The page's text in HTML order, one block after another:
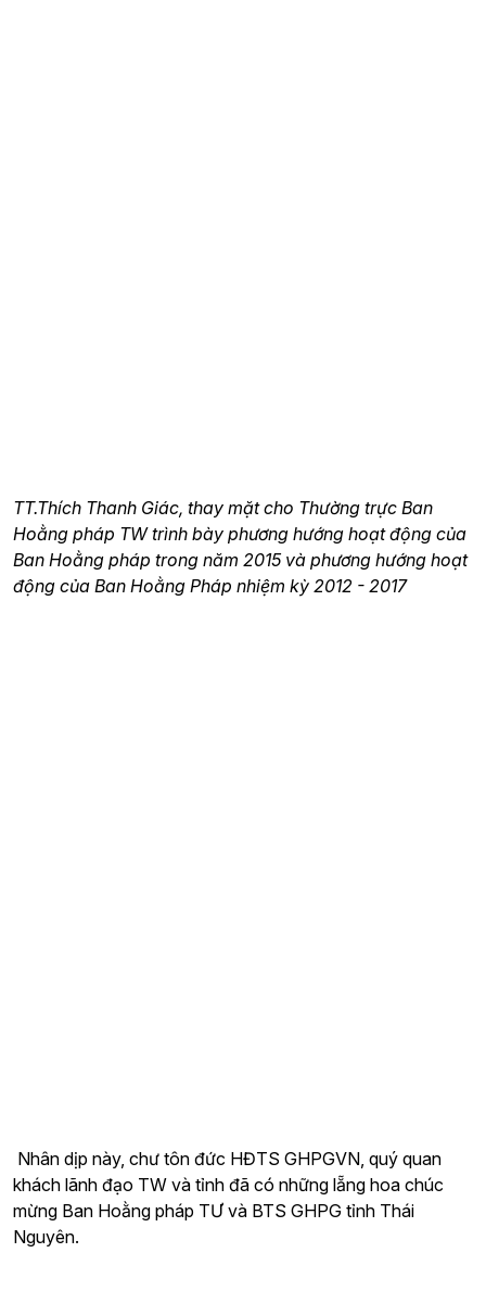
TT.Thích Thanh Giác, thay mặt cho Thường trực Ban
Hoằng pháp TW trình bày phương hướng hoạt động của
Ban Hoằng pháp trong năm 2015 và phương hướng hoạt
động của Ban Hoằng Pháp nhiệm kỳ 2012 - 2017
Nhân dịp này, chư tôn đức HĐTS GHPGVN, quý quan
khách lãnh đạo TW và tỉnh đã có những lẵng hoa chúc
mừng Ban Hoằng pháp TƯ và BTS GHPG tỉnh Thái
Nguyên.